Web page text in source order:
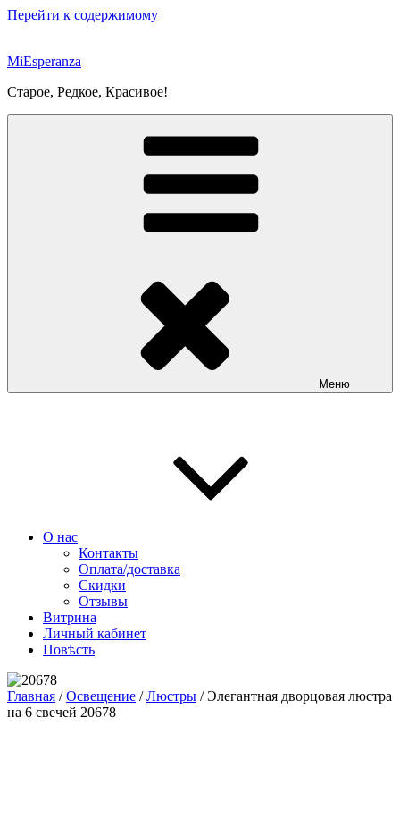
Перейти к содержимому
MiEsperanza
Старое, Редкое, Красивое!
Меню
О нас
Контакты
Оплата/доставка
Скидки
Отзывы
Витрина
Личный кабинет
Повѣсть
Главная /Освещение /Люстры / Элегантная дворцовая люстра
на 6 свечей 20678